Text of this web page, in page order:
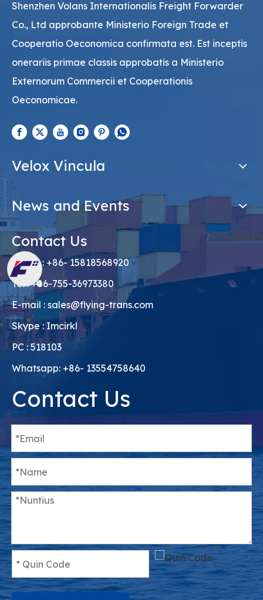
Shenzhen Volans Internationalis Freight Forwarder
Co., Ltd approbante Ministerio Foreign Trade et
Cooperatio Oeconomica confirmata est. Est inceptis
onerariis primae classis approbatis a Ministerio
Externorum Commercii et Cooperationis
Oeconomicae.
Velox Vincula
News and Events
Contact Us
Phone : +86- 15818568920
Tel : +86-755-36973380
E-mail : sales@flying-trans.com
Skype : Imcirkl
PC : 518103
Whatsapp: +86- 13554758640
Contact Us